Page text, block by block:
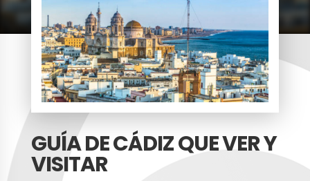
GUÍA DE CÁDIZ QUE VER Y
VISITAR